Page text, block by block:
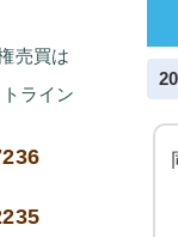
売買は
ライン